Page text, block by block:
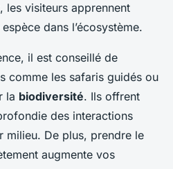
les visiteurs apprennent
dans l’écosystème.
il est conseillé de
comme les safaris guidés ou
la biodiversité. Ils offrent
des interactions
milieu. De plus, prendre le
augmente vos